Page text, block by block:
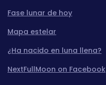
Fase lunar de hoy
Mapa estelar
¿Ha nacido en luna llena?
NextFullMoon on Facebook